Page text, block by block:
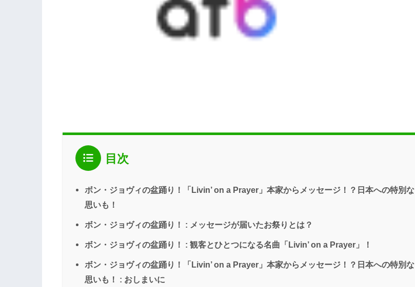
目次
ボン・ジョヴィの盆踊り！「Livin’ on a Prayer」本家からメッセージ！？日本への特別な
思いも！
ボン・ジョヴィの盆踊り！ : メッセージが届いたお祭りとは？
ボン・ジョヴィの盆踊り！ : 観客とひとつになる名曲「Livin’ on a Prayer」！
ボン・ジョヴィの盆踊り！「Livin’ on a Prayer」本家からメッセージ！？日本への特別な
思いも！ : おしまいに